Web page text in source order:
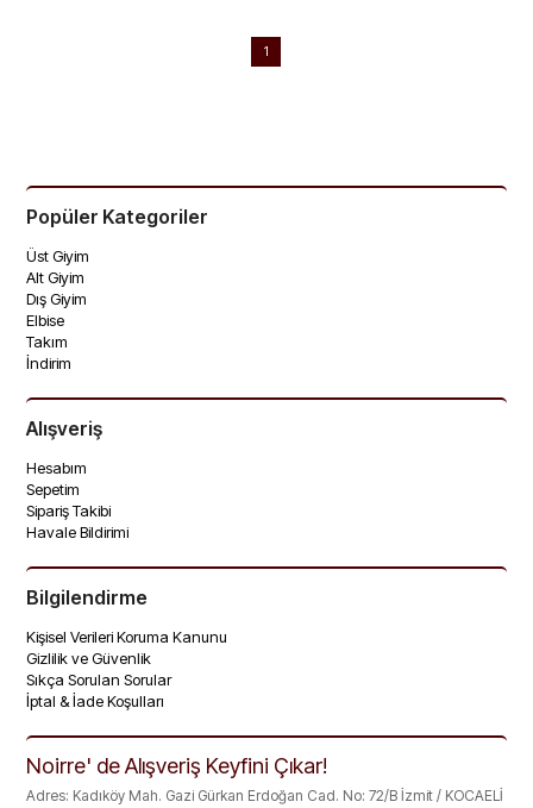
1
Popüler Kategoriler
Üst Giyim
Alt Giyim
Dış Giyim
Elbise
Takım
İndirim
Alışveriş
Hesabım
Sepetim
Sipariş Takibi
Havale Bildirimi
Bilgilendirme
Kişisel Verileri Koruma Kanunu
Gizlilik ve Güvenlik
Sıkça Sorulan Sorular
İptal & İade Koşulları
Noirre' de Alışveriş Keyfini Çıkar!
Adres: Kadıköy Mah. Gazi Gürkan Erdoğan Cad. No: 72/B İzmit / KOCAELİ